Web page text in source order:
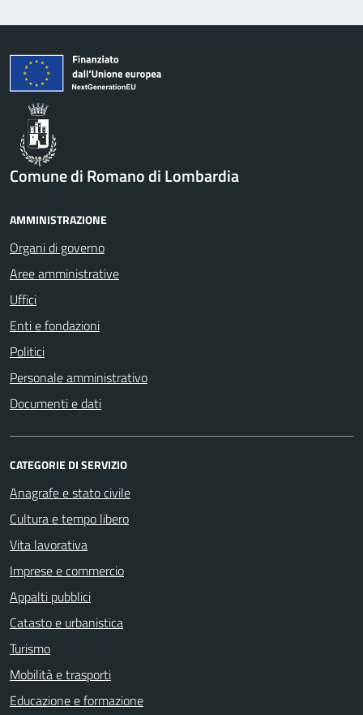
Comune di Romano di Lombardia
AMMINISTRAZIONE
Organi di governo
Aree amministrative
Uffici
Enti e fondazioni
Politici
Personale amministrativo
Documenti e dati
CATEGORIE DI SERVIZIO
Anagrafe e stato civile
Cultura e tempo libero
Vita lavorativa
Imprese e commercio
Appalti pubblici
Catasto e urbanistica
Turismo
Mobilità e trasporti
Educazione e formazione